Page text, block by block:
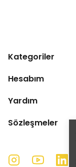
Kategoriler
Hesabım
Yardım
Sözleşmeler